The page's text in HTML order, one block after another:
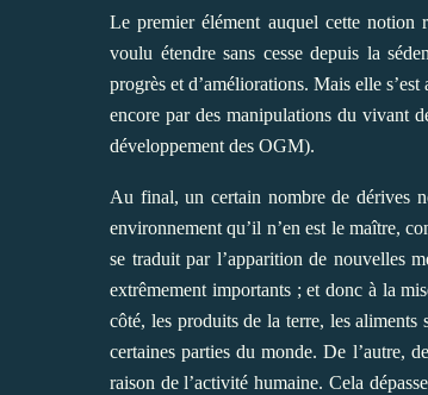
Le premier élément auquel cette notion
voulu étendre sans cesse depuis la
progrès et d’améliorations. Mais elle
encore par des manipulations du vivant
développement des OGM).
Au final, un certain nombre de dérives
environnement qu’il n’en est le maître,
se traduit par l’apparition de nouvelles
extrêmement importants ; et donc à la
côté, les produits de la terre, les aliments
certaines parties du monde. De l’autre,
raison de l’activité humaine. Cela